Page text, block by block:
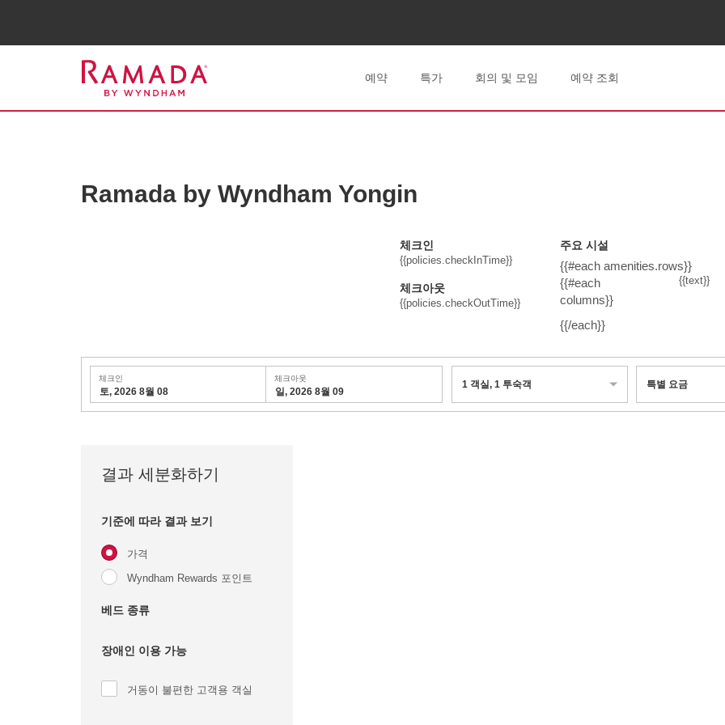
예약 특가 회의 및 모임 예약 조회
Ramada by Wyndham Yongin
체크인
{{policies.checkInTime}}
체크아웃
{{policies.checkOutTime}}
주요 시설
{{#each amenities.rows}}
{{#each
columns}}
{{text}}
{{/each}}
체크인
토, 2026 8월 08
체크아웃
일, 2026 8월 09
1 객실, 1 투숙객 특별 요금
결과 세분화하기
기준에 따라 결과 보기
가격
Wyndham Rewards 포인트
베드 종류
장애인 이용 가능
거동이 불편한 고객용 객실